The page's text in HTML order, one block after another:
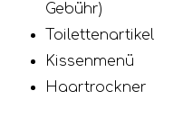
Gebühr)
Toilettenartikel
Kissenmenü
Haartrockner